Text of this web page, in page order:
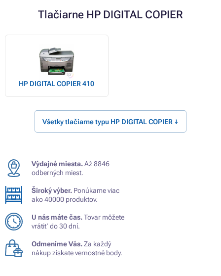
Tlačiarne HP DIGITAL COPIER
HP DIGITAL COPIER 410
Všetky tlačiarne typu HP DIGITAL COPIER ↓
Výdajné miesta.Až 8846
odberných miest.
Široký výber. Ponúkame viac
ako 40000 produktov.
U nás máte čas.Tovar môžete
vrátiť do 30 dní.
Odmeníme Vás.Za každý
nákup získate vernostné body.